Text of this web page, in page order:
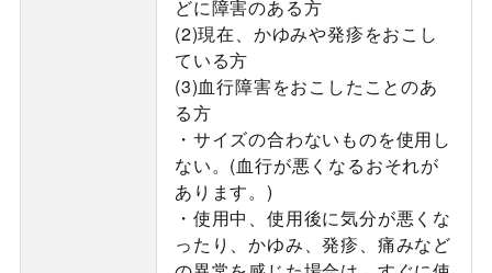
どに障害のある方
(2)現在、かゆみや発疹をおこし
ている方
(3)血行障害をおこしたことのあ
る方
・サイズの合わないものを使用し
ない。(血行が悪くなるおそれが
あります。)
・使用中、使用後に気分が悪くな
ったり、かゆみ、発疹、痛みなど